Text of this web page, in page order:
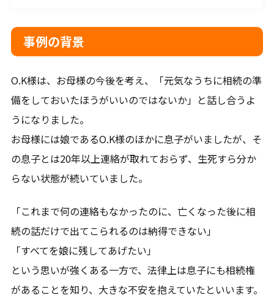
事例の背景
O.K様は、お母様の今後を考え、「元気なうちに相続の準
備をしておいたほうがいいのではないか」と話し合うよ
うになりました。
お母様には娘であるO.K様のほかに息子がいましたが、そ
の息子とは20年以上連絡が取れておらず、生死すら分か
らない状態が続いていました。
「これまで何の連絡もなかったのに、亡くなった後に相
続の話だけで出てこられるのは納得できない」
「すべてを娘に残してあげたい」
という思いが強くある一方で、法律上は息子にも相続権
があることを知り、大きな不安を抱えていたといいます。
LINEから相談する
友だち登録後お問合せください。
対応地域
札幌市、石狩市、江別市、恵庭市、北広島市、千歳市、
当別町、新篠津村、長沼町、南幌町、栗山町、岩見沢
市、月形町、美唄市、三笠市、小樽市、その他北海道全
域